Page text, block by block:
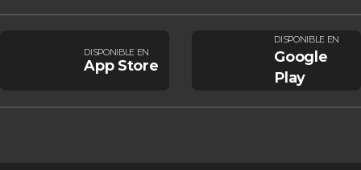
DISPONIBLE EN
App Store
DISPONIBLE EN
Google
Play